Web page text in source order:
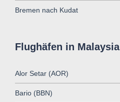
Bremen nach Kudat
Flughäfen in Malaysia
Alor Setar (AOR)
Bario (BBN)